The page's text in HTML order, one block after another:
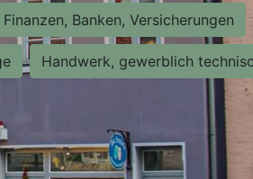
Finanzen, Banken, Versicherungen
Handwerk, gewerblich